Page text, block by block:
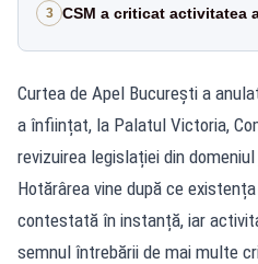
3 CSM a criticat activitatea
Curtea de Apel București a
a înființat, la Palatul Victoria,
revizuirea legislației din
Hotărârea vine după ce
contestată în instanță, iar
semnul întrebării de mai multe